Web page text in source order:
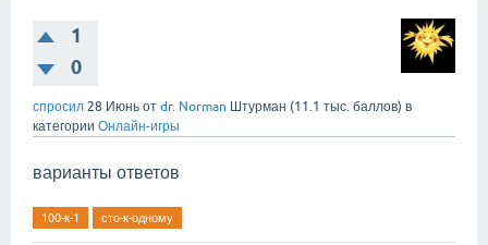
1
0
спросил 28 Июнь от dr. Norman Штурман (11.1 тыс. баллов) в
категории Онлайн-игры
варианты ответов
100-к-1 сто-к-одному